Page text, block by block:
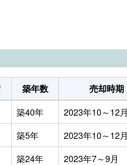
築年数
売却時期
築40年
2023年10～12月
築5年
2023年10～12月
築24年
2023年7～9月